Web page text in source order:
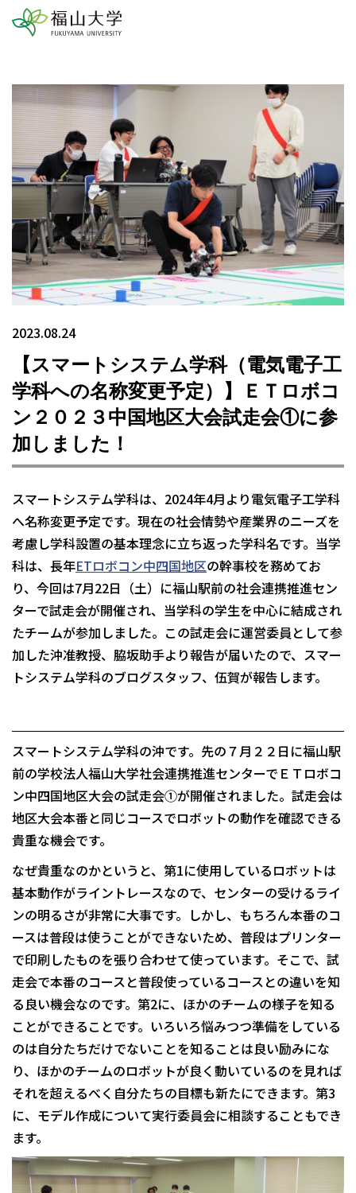
2023.08.24
【スマートシステム学科（電気電子工
学科への名称変更予定）】ＥＴロボコ
ン２０２３中国地区大会試走会①に参
加しました！
スマートシステム学科は、2024年4月より電気電子工学科
へ名称変更予定です。現在の社会情勢や産業界のニーズを
考慮し学科設置の基本理念に立ち返った学科名です。当学
科は、長年ETロボコン中四国地区の幹事校を務めてお
り、今回は7月22日（土）に福山駅前の社会連携推進セン
ターで試走会が開催され、当学科の学生を中心に結成され
たチームが参加しました。この試走会に運営委員として参
加した沖准教授、脇坂助手より報告が届いたので、スマー
トシステム学科のブログスタッフ、伍賀が報告します。
スマートシステム学科の沖です。先の７月２２日に福山駅
前の学校法人福山大学社会連携推進センターでＥＴロボコ
ン中四国地区大会の試走会①が開催されました。試走会は
地区大会本番と同じコースでロボットの動作を確認できる
貴重な機会です。
なぜ貴重なのかというと、第1に使用しているロボットは
基本動作がライントレースなので、センターの受けるライ
ンの明るさが非常に大事です。しかし、もちろん本番のコ
ースは普段は使うことができないため、普段はプリンター
で印刷したものを張り合わせて使っています。そこで、試
走会で本番のコースと普段使っているコースとの違いを知
る良い機会なのです。第2に、ほかのチームの様子を知る
ことができることです。いろいろ悩みつつ準備をしている
のは自分たちだけでないことを知ることは良い励みにな
り、ほかのチームのロボットが良く動いているのを見れば
それを超えるべく自分たちの目標も新たにできます。第3
に、モデル作成について実行委員会に相談することもでき
ます。